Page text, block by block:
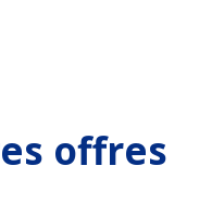
offres